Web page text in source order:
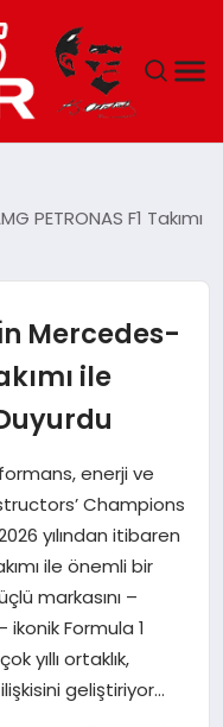
PETRONAS F1 Takımı
Mercedes-
ile
enerji ve
Champions
yılından itibaren
ile önemli bir
markasını –
Formula 1
yıllı ortaklık,
geliştiriyor…